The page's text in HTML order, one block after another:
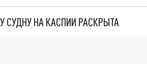
СУДНУ НА КАСПИИ РАСКРЫТА